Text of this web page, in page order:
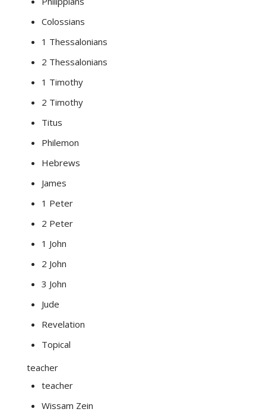
Colossians
1 Thessalonians
2 Thessalonians
1 Timothy
2 Timothy
Titus
Philemon
Hebrews
James
1 Peter
2 Peter
1 John
2 John
3 John
Jude
Revelation
Topical
teacher
teacher
Wissam Zein